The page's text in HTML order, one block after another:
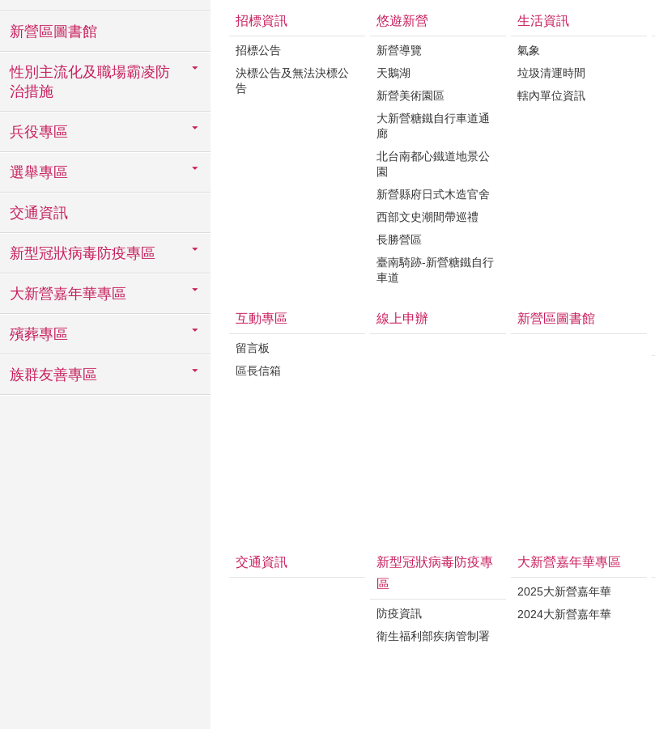
新營區圖書館
性別主流化及職場霸凌防
治措施
兵役專區
選舉專區
交通資訊
新型冠狀病毒防疫專區
大新營嘉年華專區
殯葬專區
族群友善專區
招標資訊
招標公告
決標公告及無法決標公
告
悠遊新營
新營導覽
天鵝湖
新營美術園區
大新營糖鐵自行車道通
廊
北台南都心鐵道地景公
園
新營縣府日式木造官舍
西部文史潮間帶巡禮
長勝營區
臺南騎跡-新營糖鐵自行
車道
生活資訊
氣象
垃圾清運時間
轄內單位資訊
互動專區
留言板
區長信箱
線上申辦 新營區圖書館
交通資訊
新型冠狀病毒防疫專
區
防疫資訊
衛生福利部疾病管制署
大新營嘉年華專區
2025大新營嘉年華
2024大新營嘉年華